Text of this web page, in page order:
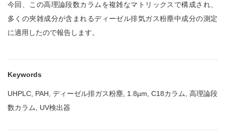
今回、この高理論段数カラムを複雑なマトリックスで構成され、
多くの夾雑成分が含まれるディーゼル排気ガス粉塵中成分の測定
に適用したので報告します。
Keywords
UHPLC, PAH, ディーゼル排ガス粉塵, 1.8µm, C18カラム, 高理論段
数カラム, UV検出器